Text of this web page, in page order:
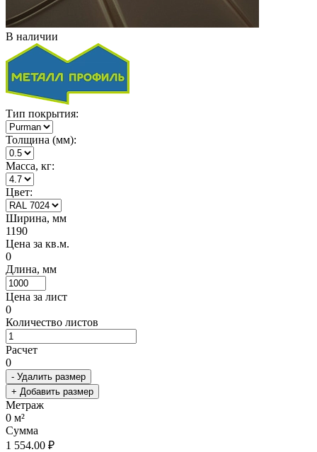
В наличии
Тип покрытия:
Толщина (мм):
Масса, кг:
Цвет:
Ширина, мм
1190
Цена за кв.м.
0
Длина, мм
Цена за лист
0
Количество листов
Расчет
0
- Удалить размер
+ Добавить размер
Метраж
0 м²
Сумма
1 554.00 ₽